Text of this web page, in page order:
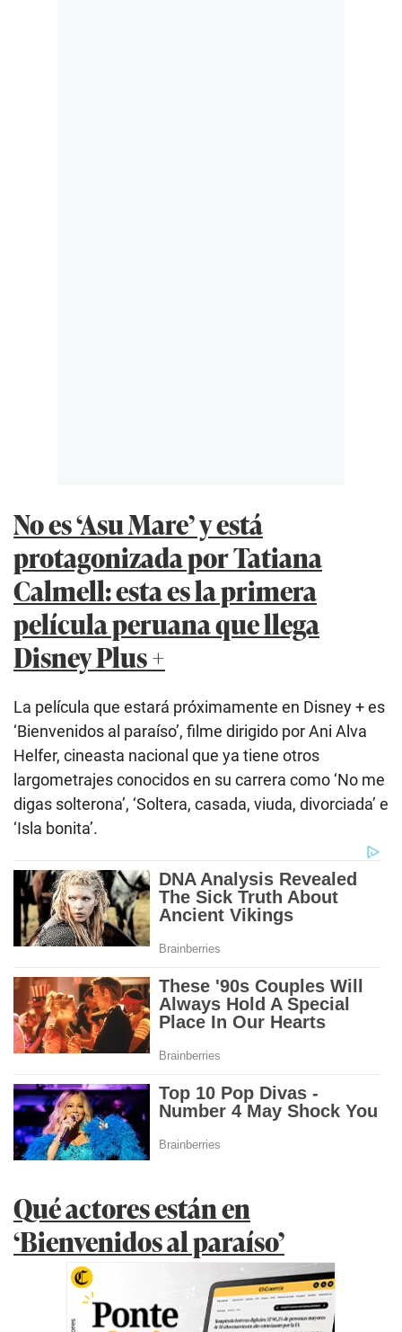
No es ‘Asu Mare’ y está
protagonizada por Tatiana
Calmell: esta es la primera
película peruana que llega
Disney Plus +
La película que estará próximamente en Disney + es
‘Bienvenidos al paraíso’, filme dirigido por Ani Alva
Helfer, cineasta nacional que ya tiene otros
largometrajes conocidos en su carrera como ‘No me
digas solterona’, ‘Soltera, casada, viuda, divorciada’ e
‘Isla bonita’.
Qué actores están en
‘Bienvenidos al paraíso’